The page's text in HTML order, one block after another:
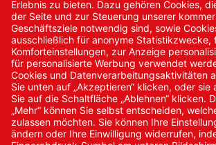
Kontakt
Kontakt/Anfrage
Neukundenanmeldung
Kennwort vergessen
Bestellungen